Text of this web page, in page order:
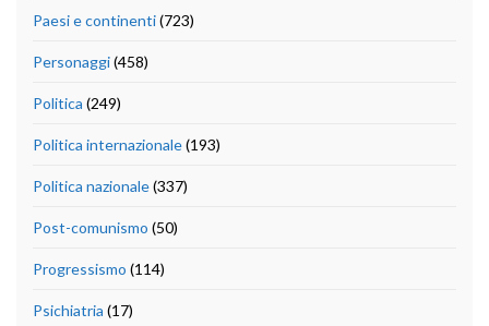
Paesi e continenti(723)
Personaggi(458)
Politica (249)
Politica internazionale(193)
Politica nazionale(337)
Post-comunismo (50)
Progressismo (114)
Psichiatria (17)